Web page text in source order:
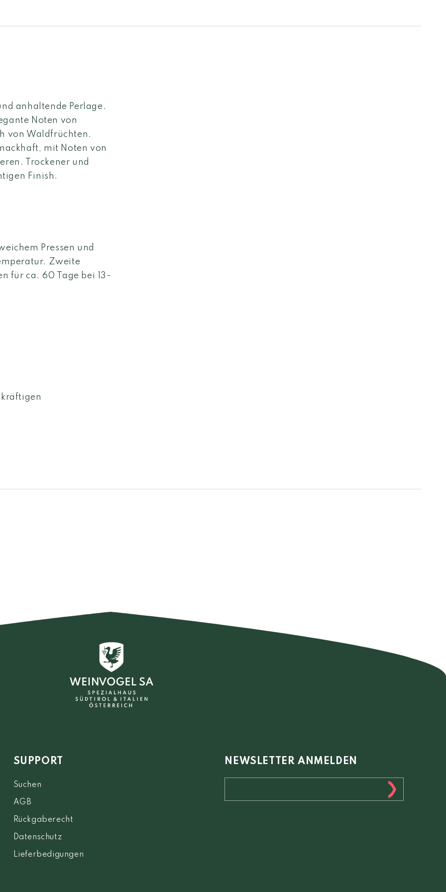
anhaltende Perlage.
Noten von
von Waldfrüchten.
mit Noten von
Trockener und
Finish.
Pressen und
Zweite
für ca. 60 Tage bei 13-
kräftigen
SUPPORT
Suchen
AGB
Rückgaberecht
Datenschutz
Lieferbedigungen
NEWSLETTER ANMELDEN